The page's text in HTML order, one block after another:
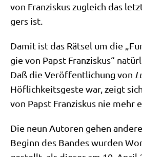
von Fran­zis­kus zugleich das
gers ist.
Damit ist das Rät­sel um die
gie von Papst Fran­zis­kus“
Daß die Ver­öf­fent­li­chung von
Höf­lich­keits­ge­ste war, zeigt
von Papst Fran­zis­kus nie mehr
Die neun Autoren gehen
Beginn des Ban­des wur­den